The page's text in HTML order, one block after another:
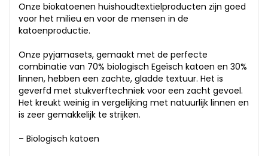
Onze biokatoenen huishoudtextielproducten zijn goed
voor het milieu en voor de mensen in de
katoenproductie.
Onze pyjamasets, gemaakt met de perfecte
combinatie van 70% biologisch Egeïsch katoen en 30%
linnen, hebben een zachte, gladde textuur. Het is
geverfd met stukverftechniek voor een zacht gevoel.
Het kreukt weinig in vergelijking met natuurlijk linnen en
is zeer gemakkelijk te strijken.
– Biologisch katoen